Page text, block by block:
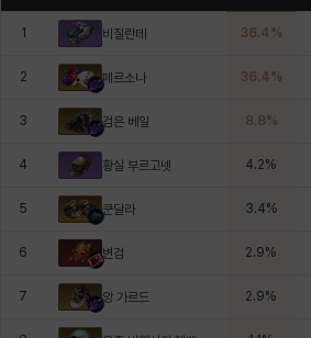
1 비질란테 36.4%
2 페르소나 36.4%
3 검은 베일 8.8%
4 황실 부르고넷 4.2%
5 쿤달라 3.4%
6 변검 2.9%
7 앙 가르드 2.9%